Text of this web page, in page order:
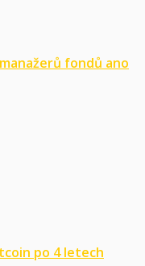
fondů ano
po 4 letech